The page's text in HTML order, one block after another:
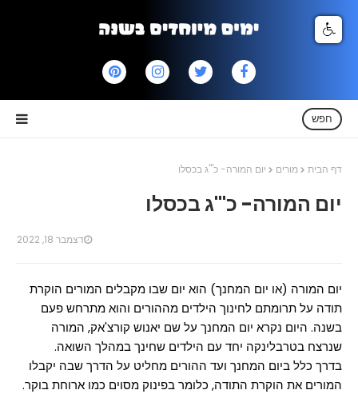
חפש
דף הבית מורים יום המורה- כ'"ג בכסלו
יום המורה- כ'"ג בכסלו
דצמבר 18, 2022
יום המורה (או יום המחנך) הוא יום שבו מקבלים המורים הוקרת
תודה על תרומתם לחינוך הילדים מההורים והוא מתרחש פעם
בשנה. היום נקרא יום המחנך על שם יאנוש קורצ'אק, המורה
שנרצח בטרבלינקה יחד עם הילדים שחינך במהלך השואה.
בדרך כלל ביום המחנך ועד ההורים מחליט על הדרך שבה יקבלו
המורים את הוקרת התודה, כלומר בפינוק מסוים כמו ארוחת בוקר.